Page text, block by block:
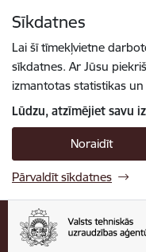
Sīkdatnes
Lai šī tīmekļvietne
sīkdatnes. Ar Jūsu
izmantotas statistikas
Lūdzu, atzīmējiet savu
Noraidīt
Pārvaldīt sīkdatnes